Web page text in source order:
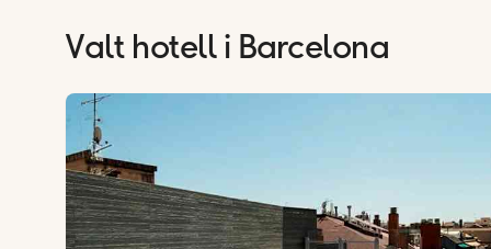
Valt hotell i Barcelona